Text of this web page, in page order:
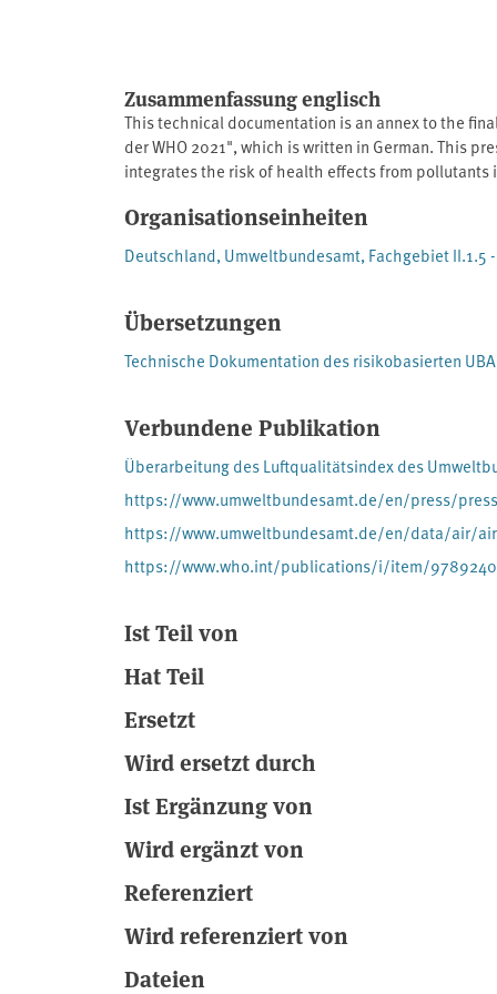
Zusammenfassung englisch
This technical documentation is an annex to the
der WHO 2021", which is written in German. This
integrates the risk of health effects from
Organisationseinheiten
Deutschland, Umweltbundesamt, Fachgebiet
Übersetzungen
Technische Dokumentation des risikobasierten
Verbundene Publikation
Überarbeitung des Luftqualitätsindex des
https://www.umweltbundesamt.de/en/press/
https://www.umweltbundesamt.de/en/data/air/
https://www.who.int/publications/i/item/
Ist Teil von
Hat Teil
Ersetzt
Wird ersetzt durch
Ist Ergänzung von
Wird ergänzt von
Referenziert
Wird referenziert von
Dateien